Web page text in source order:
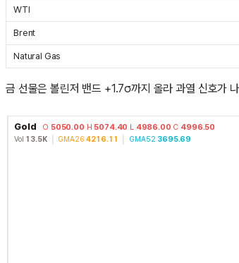
WTI
Brent
Natural Gas
금 선물은 볼린저 밴드 +1.7σ까지 올라 과열 신호가
Gold O 5050.00 H 5074.40 L 4986.00 C 4996.50
Vol 13.5K GMA264216.11 GMA52 3695.69